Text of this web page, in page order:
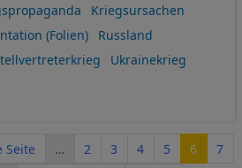
Kriegsursachen
(Folien)
Russland
Ukrainekrieg
Seite … Seite
2 Seite
3 Seite
4 Seite
5 Seite
6
7